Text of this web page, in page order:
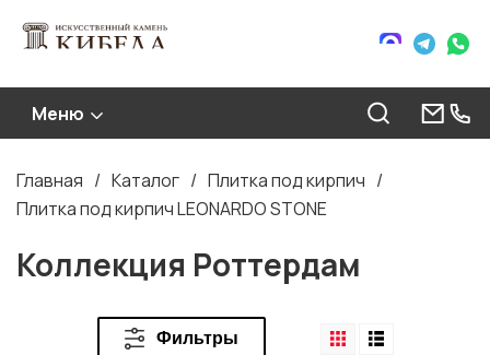
Меню
Строка
навигации
Главная Каталог
Плитка под кирпич
Плитка под кирпич LEONARDO STONE
Коллекция Роттердам
Фильтры